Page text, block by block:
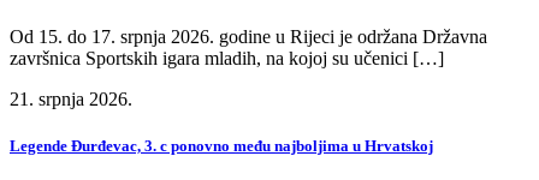
Od 15. do 17. srpnja 2026. godine u Rijeci je održana Državna
završnica Sportskih igara mladih, na kojoj su učenici […]
21. srpnja 2026.
Legende Đurđevac, 3. c ponovno među najboljima u Hrvatskoj